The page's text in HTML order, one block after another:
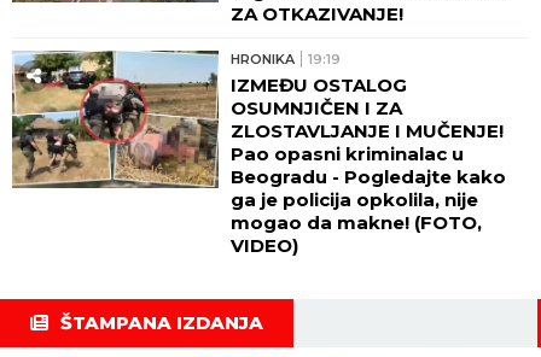
ZA OTKAZIVANJE!
HRONIKA 19:19
IZMEĐU OSTALOG
OSUMNJIČEN I ZA
ZLOSTAVLJANJE I MUČENJE!
Pao opasni kriminalac u
Beogradu - Pogledajte kako
ga je policija opkolila, nije
mogao da makne! (FOTO,
VIDEO)
ŠTAMPANA IZDANJA